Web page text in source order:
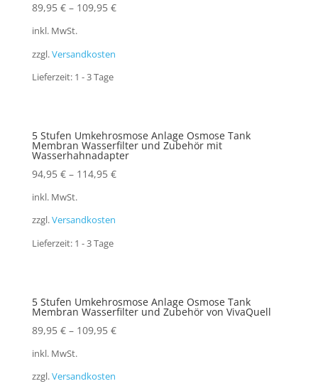
89,95 €– 109,95 €
inkl. MwSt.
zzgl.Versandkosten
Lieferzeit: 1 - 3 Tage
5 Stufen Umkehrosmose Anlage Osmose Tank
Membran Wasserfilter und Zubehör mit
Wasserhahnadapter
94,95 €– 114,95 €
inkl. MwSt.
zzgl.Versandkosten
Lieferzeit: 1 - 3 Tage
5 Stufen Umkehrosmose Anlage Osmose Tank
Membran Wasserfilter und Zubehör von VivaQuell
89,95 €– 109,95 €
inkl. MwSt.
zzgl.Versandkosten